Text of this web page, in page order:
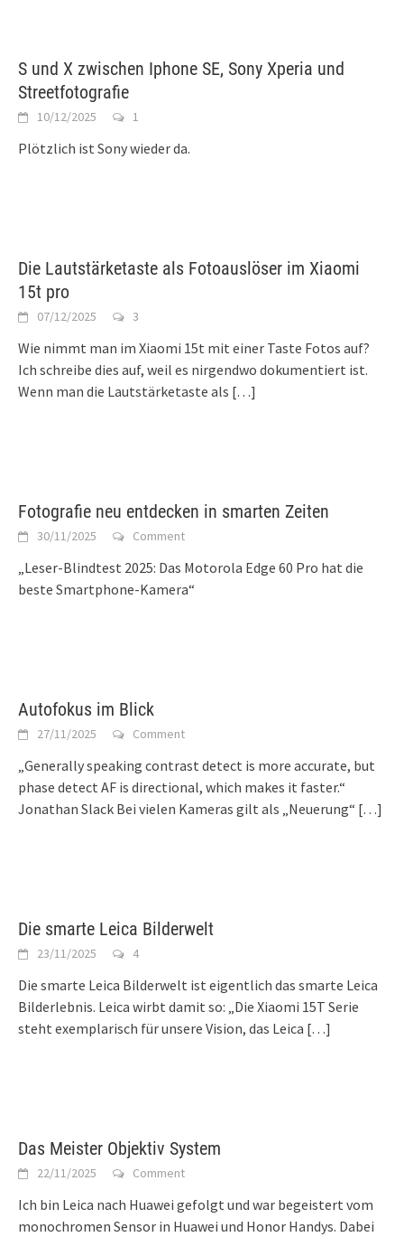
S und X zwischen Iphone SE, Sony Xperia und
Streetfotografie
10/12/2025 1
Plötzlich ist Sony wieder da.
Die Lautstärketaste als Fotoauslöser im Xiaomi
15t pro
07/12/2025 3
Wie nimmt man im Xiaomi 15t mit einer Taste Fotos auf?
Ich schreibe dies auf, weil es nirgendwo dokumentiert ist.
Wenn man die Lautstärketaste als […]
Fotografie neu entdecken in smarten Zeiten
30/11/2025 Comment
„Leser-Blindtest 2025: Das Motorola Edge 60 Pro hat die
beste Smartphone-Kamera“
Autofokus im Blick
27/11/2025 Comment
„Generally speaking contrast detect is more accurate, but
phase detect AF is directional, which makes it faster.“
Jonathan Slack Bei vielen Kameras gilt als „Neuerung“ […]
Die smarte Leica Bilderwelt
23/11/2025 4
Die smarte Leica Bilderwelt ist eigentlich das smarte Leica
Bilderlebnis. Leica wirbt damit so: „Die Xiaomi 15T Serie
steht exemplarisch für unsere Vision, das Leica […]
Das Meister Objektiv System
22/11/2025 Comment
Ich bin Leica nach Huawei gefolgt und war begeistert vom
monochromen Sensor in Huawei und Honor Handys. Dabei